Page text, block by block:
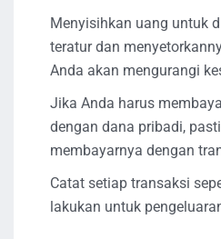
Menyisihkan uang untuk
teratur dan
Anda akan mengurangi
Jika Anda harus
dengan dana pribadi,
membayarnya dengan
Catat setiap transaksi
lakukan untuk